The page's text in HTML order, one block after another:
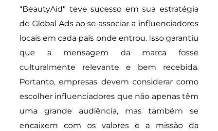
“BeautyAid” teve sucesso em sua estratégia
de Global Ads ao se associar a influenciadores
locais em cada país onde entrou. Isso garantiu
que a mensagem da marca fosse
culturalmente relevante e bem recebida.
Portanto, empresas devem considerar como
escolher influenciadores que não apenas têm
uma grande audiência, mas também se
encaixem com os valores e a missão da